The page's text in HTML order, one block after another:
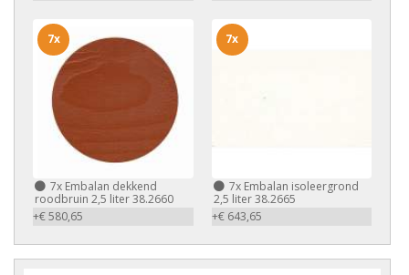
7x Embalan dekkend
roodbruin 2,5 liter 38.2660
+€ 580,65
7x
7xEmbalan isoleergrond
2,5 liter 38.2665
+€ 643,65
7x